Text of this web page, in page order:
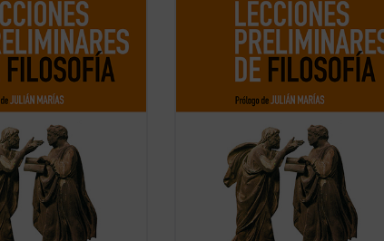
ha llegado hasta
un curso impartido por
en la universidad
(ver ficha)
cómo la humanidad ha llegado hasta
aquí. Nacidas de un curso impartido por
el autor en 1937 en la universidad
argentina de ... (ver ficha)